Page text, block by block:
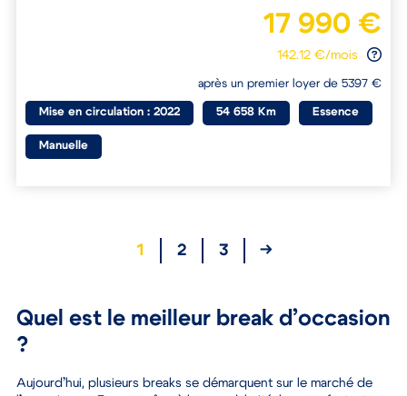
17 990 €
142.12 €/mois
après un premier loyer de 5397 €
Mise en circulation : 2022 54 658 Km Essence
Manuelle
1 2 3 →
Quel est le meilleur break d’occasion
?
Aujourd’hui, plusieurs breaks se démarquent sur le marché de